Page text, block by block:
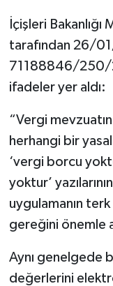
İçişleri
tarafından 26/
71188846/250/
ifadeler yer aldı:
“Vergi
herhangi bir
‘vergi borcu
yoktur’
uygulamanın
gereğini önemle
Aynı genelgede
değerlerini